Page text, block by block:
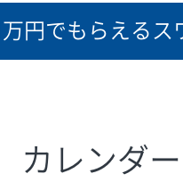
円でもらえるス
あたりの
カレンダー